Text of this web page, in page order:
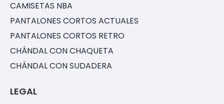
CAMISETAS NBA
PANTALONES CORTOS ACTUALES
PANTALONES CORTOS RETRO
CHÁNDAL CON CHAQUETA
CHÁNDAL CON SUDADERA
LEGAL